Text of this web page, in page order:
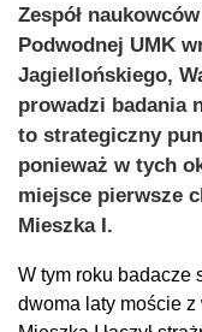
Zespół
Podwodnej UMK
Jagiellońskiego,
prowadzi badania
to strategiczny
ponieważ w tych
miejsce pierwsze
Mieszka I.
W tym roku badacze
dwoma laty moście